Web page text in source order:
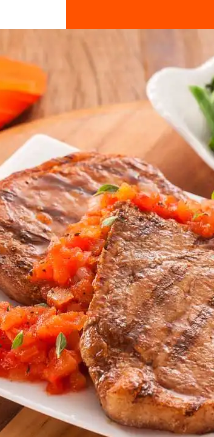
Doces, Bolos e Sobremesas
Pães e Massas
Bebidas
Entrevistas